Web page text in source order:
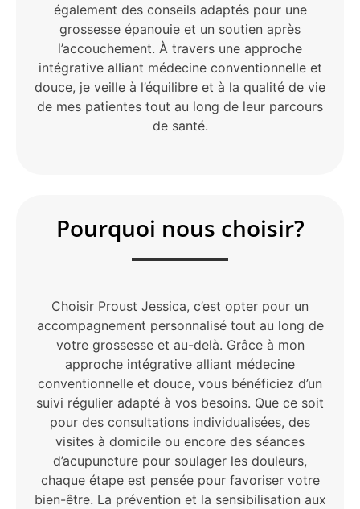
également des conseils adaptés pour une
grossesse épanouie et un soutien après
l’accouchement. À travers une approche
intégrative alliant médecine conventionnelle et
douce, je veille à l’équilibre et à la qualité de vie
de mes patientes tout au long de leur parcours
de santé.
Pourquoi nous choisir?
Choisir Proust Jessica, c’est opter pour un
accompagnement personnalisé tout au long de
votre grossesse et au-delà. Grâce à mon
approche intégrative alliant médecine
conventionnelle et douce, vous bénéficiez d’un
suivi régulier adapté à vos besoins. Que ce soit
pour des consultations individualisées, des
visites à domicile ou encore des séances
d’acupuncture pour soulager les douleurs,
chaque étape est pensée pour favoriser votre
bien-être. La prévention et la sensibilisation aux